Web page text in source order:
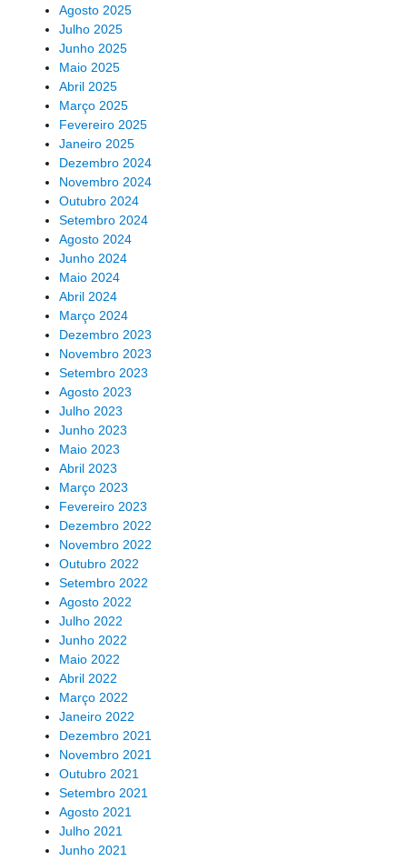
Agosto 2025
Julho 2025
Junho 2025
Maio 2025
Abril 2025
Março 2025
Fevereiro 2025
Janeiro 2025
Dezembro 2024
Novembro 2024
Outubro 2024
Setembro 2024
Agosto 2024
Junho 2024
Maio 2024
Abril 2024
Março 2024
Dezembro 2023
Novembro 2023
Setembro 2023
Agosto 2023
Julho 2023
Junho 2023
Maio 2023
Abril 2023
Março 2023
Fevereiro 2023
Dezembro 2022
Novembro 2022
Outubro 2022
Setembro 2022
Agosto 2022
Julho 2022
Junho 2022
Maio 2022
Abril 2022
Março 2022
Janeiro 2022
Dezembro 2021
Novembro 2021
Outubro 2021
Setembro 2021
Agosto 2021
Julho 2021
Junho 2021